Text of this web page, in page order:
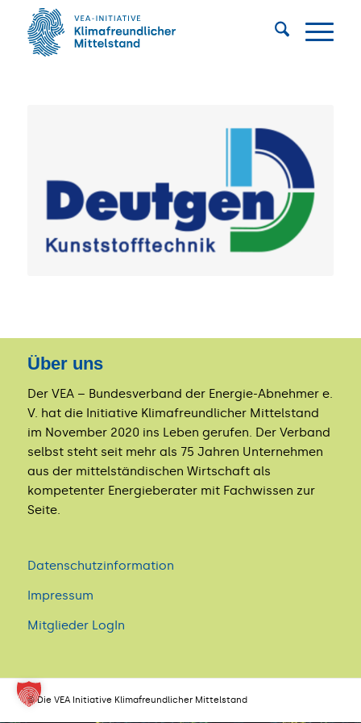
Über uns
Der VEA – Bundesverband der Energie-Abnehmer e.
V. hat die Initiative Klimafreundlicher Mittelstand
im November 2020 ins Leben gerufen. Der Verband
selbst steht seit mehr als 75 Jahren Unternehmen
aus der mittelständischen Wirtschaft als
kompetenter Energieberater mit Fachwissen zur
Seite.
Datenschutzinformation
Impressum
Mitglieder LogIn
© Die VEA Initiative Klimafreundlicher Mittelstand